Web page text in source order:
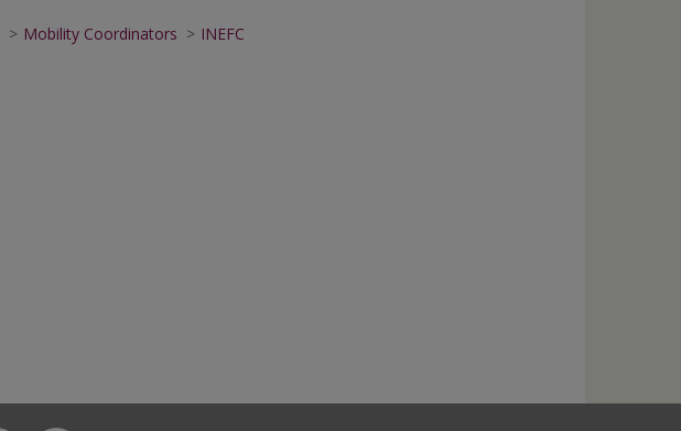
> Mobility Coordinators > INEFC